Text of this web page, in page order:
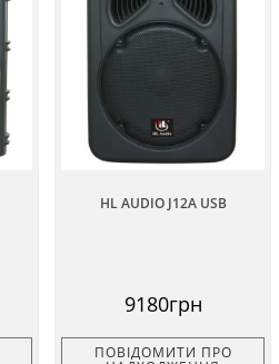
HL AUDIO J12A USB
9180грн
ПОВІДОМИТИ ПРО